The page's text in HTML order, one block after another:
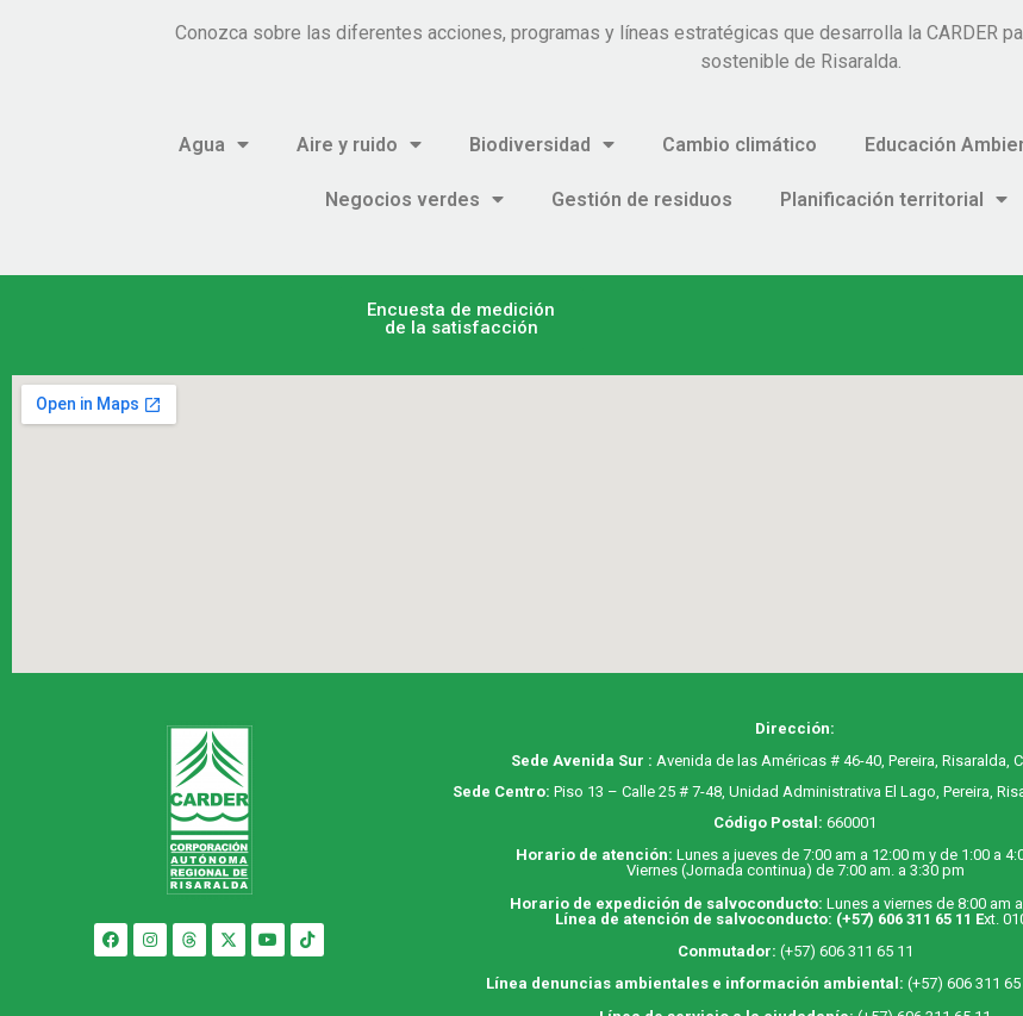
Conozca sobre las diferentes acciones, programas y líneas estratégicas que desarrolla la CARDER
sostenible de Risaralda.
Agua Aire y ruido Biodiversidad Cambio climático Educación
Negocios verdes Gestión de residuos Planificación territorial
Encuesta de medición
de la satisfacción
Dirección:
Sede Avenida Sur : Avenida de las Américas # 46-40, Pereira, Risaralda,
Sede Centro: Piso 13 – Calle 25 # 7-48, Unidad Administrativa El Lago, Pereira,
Código Postal: 660001
Horario de atención:Lunes a jueves de 7:00 am a 12:00 m y de 1:00 a
Viernes (Jornada continua) de 7:00 am. a 3:30 pm
Horario de expedición de salvoconducto:Lunes a viernes de 8:00 am
Línea de atención de salvoconducto: (+57) 606 311 65 11 Ext.
Conmutador: (+57) 606 311 65 11
Línea denuncias ambientales e información ambiental: (+57) 606 311